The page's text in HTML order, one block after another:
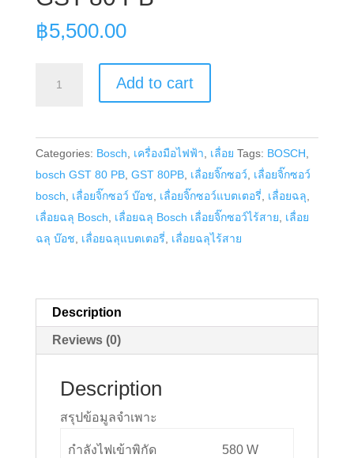
฿5,500.00
Bosch
รุ่น
GST
80
PB
quantity
Add to cart
Categories: Bosch, เครื่องมือไฟฟ้า, เลื่อย Tags: BOSCH,
bosch GST 80 PB, GST 80PB, เลื่อยจิ๊กซอว์, เลื่อยจิ๊กซอว์
bosch, เลื่อยจิ๊กซอว์ บ๊อช, เลื่อยจิ๊กซอว์แบตเตอรี่, เลื่อยฉลุ,
เลื่อยฉลุ Bosch, เลื่อยฉลุ Bosch เลื่อยจิ๊กซอว์ไร้สาย, เลื่อย
ฉลุ บ๊อช, เลื่อยฉลุแบตเตอรี่, เลื่อยฉลุไร้สาย
Description
Reviews (0)
Description
สรุปข้อมูลจำเพาะ
กำลังไฟเข้าพิกัด 580 W